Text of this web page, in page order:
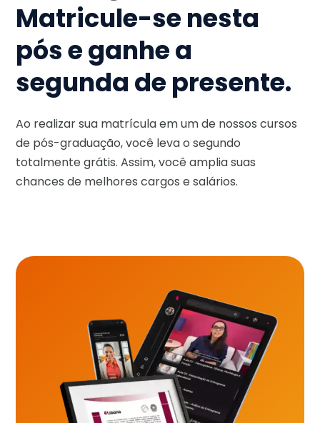
Matricule-se nesta
pós e ganhe a
segunda de presente.
Ao realizar sua matrícula em um de nossos cursos
de pós-graduação, você leva o segundo
totalmente grátis. Assim, você amplia suas
chances de melhores cargos e salários.